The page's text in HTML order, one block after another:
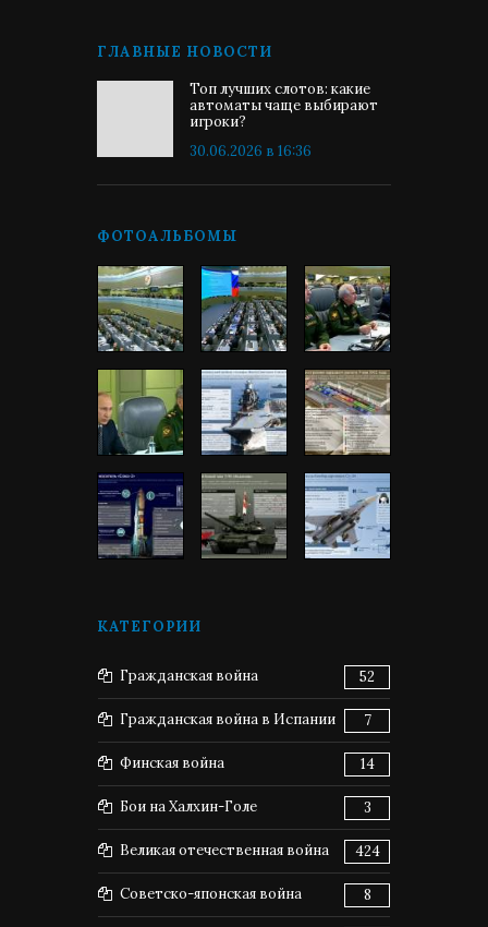
ГЛАВНЫЕ НОВОСТИ
Топ лучших слотов: какие
автоматы чаще выбирают
игроки?
30.06.2026 в 16:36
ФОТОАЛЬБОМЫ
КАТЕГОРИИ
Гражданская война 52
Гражданская война в Испании 7
Финская война 14
Бои на Халхин-Голе 3
Великая отечественная война 424
Советско-японская война 8